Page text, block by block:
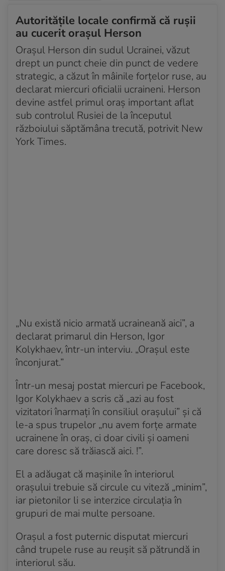
Autoritățile locale confirmă că rușii
au cucerit orașul Herson
Orașul Herson din sudul Ucrainei, văzut
drept un punct cheie din punct de vedere
strategic, a căzut în mâinile forțelor ruse, au
declarat miercuri oficialii ucraineni. Herson
devine astfel primul oraș important aflat
sub controlul Rusiei de la începutul
războiului săptămâna trecută, potrivit New
York Times.
„Nu există nicio armată ucraineană aici”, a
declarat primarul din Herson, Igor
Kolykhaev, într-un interviu. „Orașul este
înconjurat.”
Într-un mesaj postat miercuri pe Facebook,
Igor Kolykhaev a scris că „azi au fost
vizitatori înarmați în consiliul orașului” și că
le-a spus trupelor „nu avem forțe armate
ucrainene în oraș, ci doar civili și oameni
care doresc să trăiască aici. !”.
El a adăugat că mașinile în interiorul
orașului trebuie să circule cu viteză „minim”,
iar pietonilor li se interzice circulația în
grupuri de mai multe persoane.
Orașul a fost puternic disputat miercuri
când trupele ruse au reușit să pătrundă in
interiorul său.